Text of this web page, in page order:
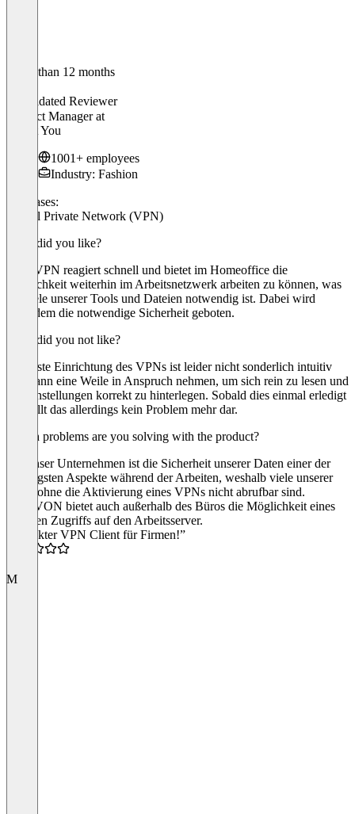
Older than 12 months
Validated Reviewer
Product Managerat
About You
1001+ employees
Industry: Fashion
Use cases:
Virtual Private Network (VPN)
What did you like?
OpenVPN reagiert schnell und bietet im Homeoffice die
Möglichkeit weiterhin im Arbeitsnetzwerk arbeiten zu können, was
für viele unserer Tools und Dateien notwendig ist. Dabei wird
außerdem die notwendige Sicherheit geboten.
What did you not like?
Die erste Einrichtung des VPNs ist leider nicht sonderlich intuitiv
und kann eine Weile in Anspruch nehmen, um sich rein zu lesen und
die Einstellungen korrekt zu hinterlegen. Sobald dies einmal erledigt
ist, stellt das allerdings kein Problem mehr dar.
Which problems are you solving with the product?
Für unser Unternehmen ist die Sicherheit unserer Daten einer der
wichtigsten Aspekte während der Arbeiten, weshalb viele unserer
Tools ohne die Aktivierung eines VPNs nicht abrufbar sind.
OpenVON bietet auch außerhalb des Büros die Möglichkeit eines
sicheren Zugriffs auf den Arbeitsserver.
“Perfekter VPN Client für Firmen!”
M